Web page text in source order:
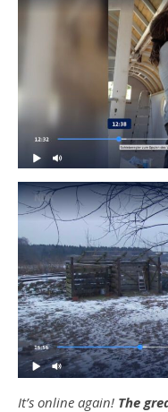
It’s online again! The